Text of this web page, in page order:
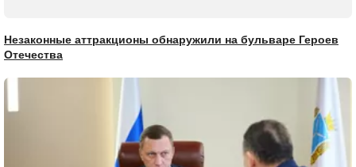
Незаконные аттракционы обнаружили на бульваре Героев
Отечества